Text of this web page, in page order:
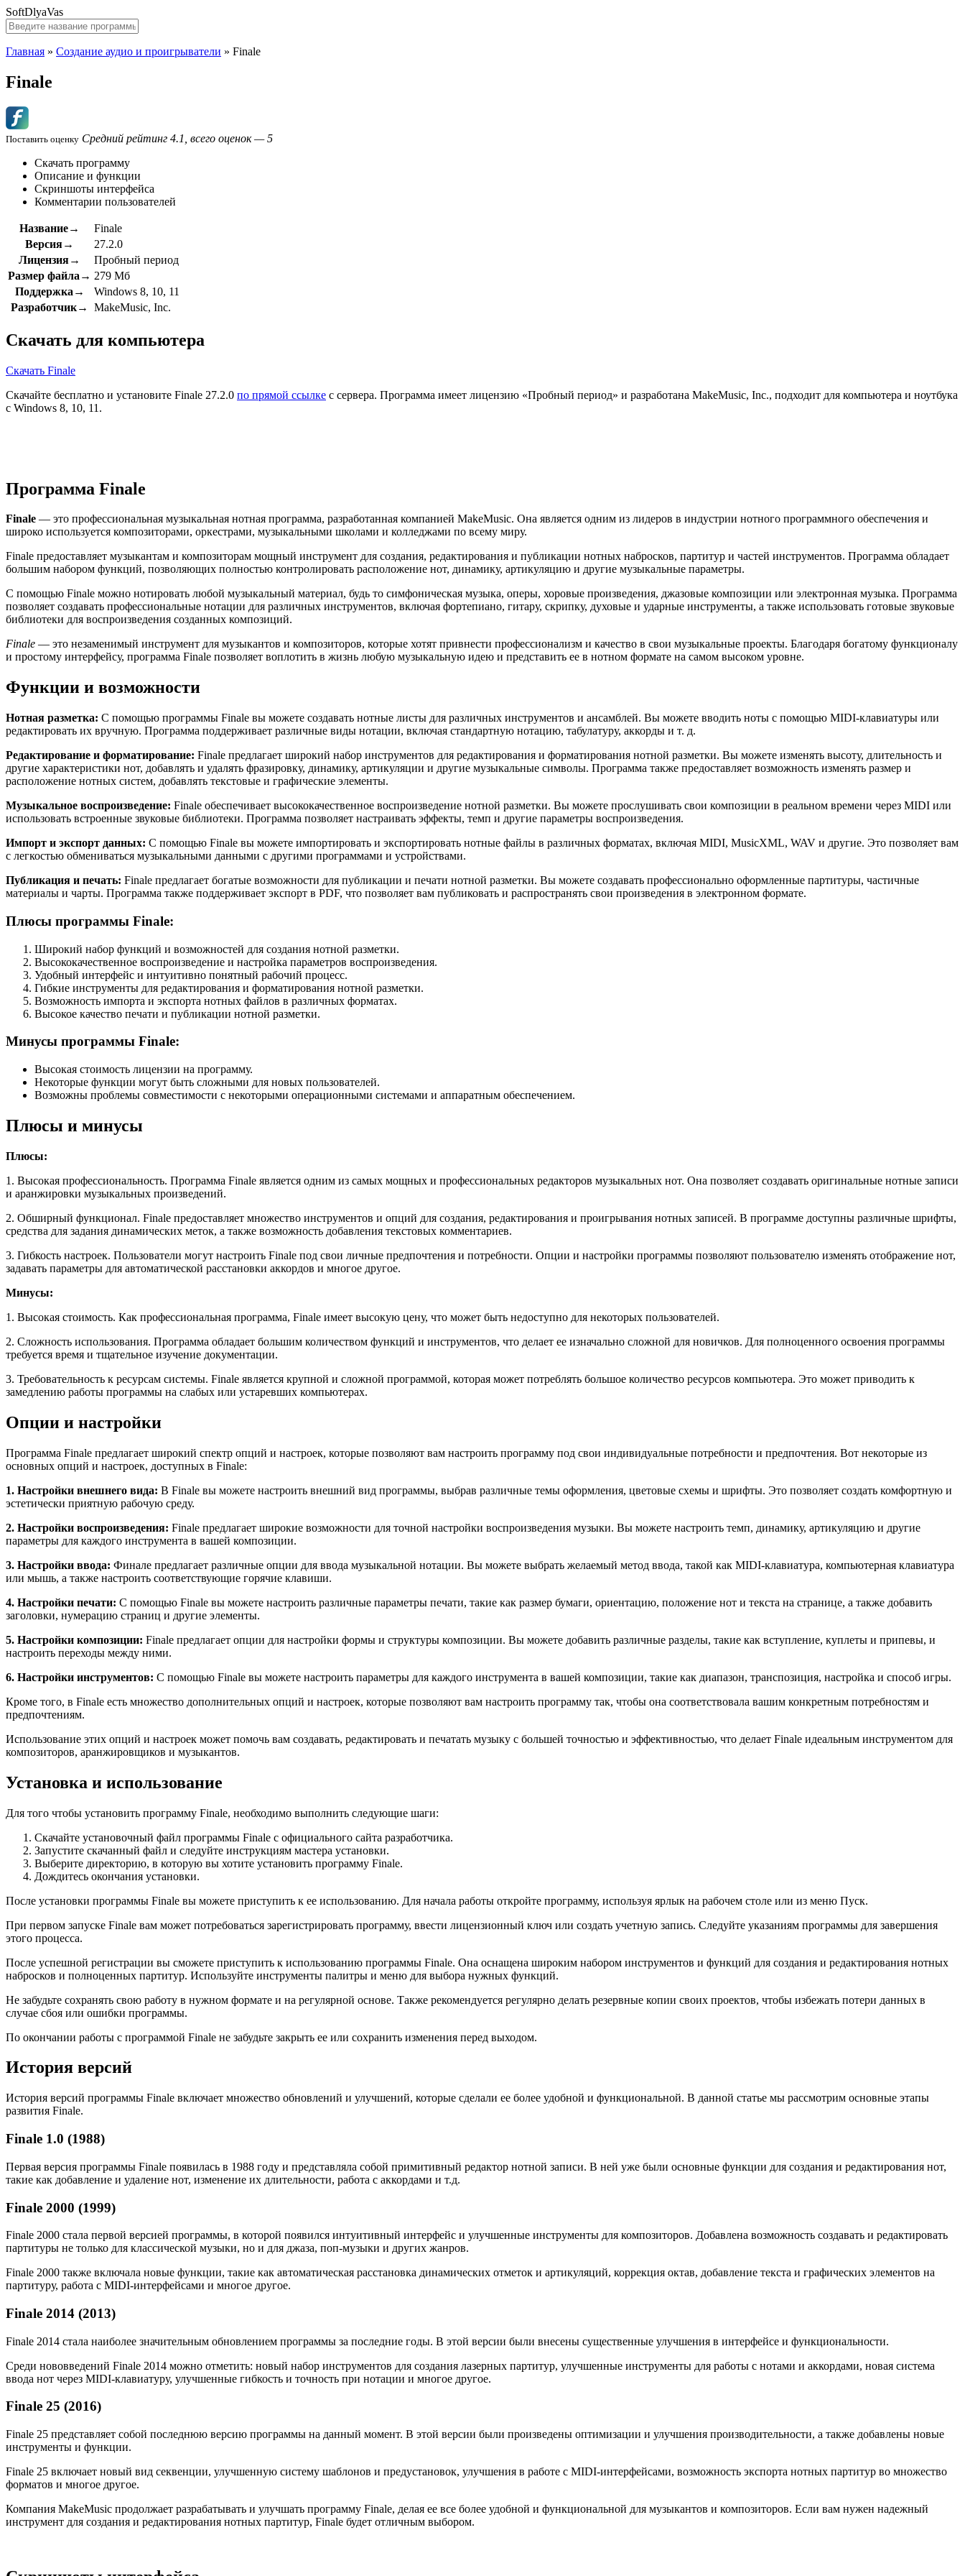
SoftDlyaVas
Главная » Создание аудио и проигрыватели » Finale
Finale
Поставить оценку Средний рейтинг 4.1, всего оценок — 5
Скачать программу
Описание и функции
Скриншоты интерфейса
Комментарии пользователей
Название→
Finale
Версия→
27.2.0
Лицензия→
Пробный период
Размер файла→ 279 Мб
Поддержка→
Windows 8, 10, 11
Разработчик→
MakeMusic, Inc.
Скачать для компьютера
Скачать Finale
Скачайте бесплатно и установите Finale 27.2.0 по прямой ссылке с сервера. Программа имеет лицензию «Пробный период» и разработана MakeMusic, Inc., подходит для компьютера и ноутбука
с Windows 8, 10, 11.
Программа Finale
Finale — это профессиональная музыкальная нотная программа, разработанная компанией MakeMusic. Она является одним из лидеров в индустрии нотного программного обеспечения и
широко используется композиторами, оркестрами, музыкальными школами и колледжами по всему миру.
Finale предоставляет музыкантам и композиторам мощный инструмент для создания, редактирования и публикации нотных набросков, партитур и частей инструментов. Программа обладает
большим набором функций, позволяющих полностью контролировать расположение нот, динамику, артикуляцию и другие музыкальные параметры.
С помощью Finale можно нотировать любой музыкальный материал, будь то симфоническая музыка, оперы, хоровые произведения, джазовые композиции или электронная музыка. Программа
позволяет создавать профессиональные нотации для различных инструментов, включая фортепиано, гитару, скрипку, духовые и ударные инструменты, а также использовать готовые звуковые
библиотеки для воспроизведения созданных композиций.
Finale — это незаменимый инструмент для музыкантов и композиторов, которые хотят привнести профессионализм и качество в свои музыкальные проекты. Благодаря богатому функционалу
и простому интерфейсу, программа Finale позволяет воплотить в жизнь любую музыкальную идею и представить ее в нотном формате на самом высоком уровне.
Функции и возможности
Нотная разметка: С помощью программы Finale вы можете создавать нотные листы для различных инструментов и ансамблей. Вы можете вводить ноты с помощью MIDI-клавиатуры или
редактировать их вручную. Программа поддерживает различные виды нотации, включая стандартную нотацию, табулатуру, аккорды и т. д.
Редактирование и форматирование: Finale предлагает широкий набор инструментов для редактирования и форматирования нотной разметки. Вы можете изменять высоту, длительность и
другие характеристики нот, добавлять и удалять фразировку, динамику, артикуляции и другие музыкальные символы. Программа также предоставляет возможность изменять размер и
расположение нотных систем, добавлять текстовые и графические элементы.
Музыкальное воспроизведение: Finale обеспечивает высококачественное воспроизведение нотной разметки. Вы можете прослушивать свои композиции в реальном времени через MIDI или
использовать встроенные звуковые библиотеки. Программа позволяет настраивать эффекты, темп и другие параметры воспроизведения.
Импорт и экспорт данных: С помощью Finale вы можете импортировать и экспортировать нотные файлы в различных форматах, включая MIDI, MusicXML, WAV и другие. Это позволяет вам
с легкостью обмениваться музыкальными данными с другими программами и устройствами.
Публикация и печать: Finale предлагает богатые возможности для публикации и печати нотной разметки. Вы можете создавать профессионально оформленные партитуры, частичные
материалы и чарты. Программа также поддерживает экспорт в PDF, что позволяет вам публиковать и распространять свои произведения в электронном формате.
Плюсы программы Finale:
Широкий набор функций и возможностей для создания нотной разметки.
Высококачественное воспроизведение и настройка параметров воспроизведения.
Удобный интерфейс и интуитивно понятный рабочий процесс.
Гибкие инструменты для редактирования и форматирования нотной разметки.
Возможность импорта и экспорта нотных файлов в различных форматах.
Высокое качество печати и публикации нотной разметки.
Минусы программы Finale:
Высокая стоимость лицензии на программу.
Некоторые функции могут быть сложными для новых пользователей.
Возможны проблемы совместимости с некоторыми операционными системами и аппаратным обеспечением.
Плюсы и минусы
Плюсы:
1. Высокая профессиональность. Программа Finale является одним из самых мощных и профессиональных редакторов музыкальных нот. Она позволяет создавать оригинальные нотные записи
и аранжировки музыкальных произведений.
2. Обширный функционал. Finale предоставляет множество инструментов и опций для создания, редактирования и проигрывания нотных записей. В программе доступны различные шрифты,
средства для задания динамических меток, а также возможность добавления текстовых комментариев.
3. Гибкость настроек. Пользователи могут настроить Finale под свои личные предпочтения и потребности. Опции и настройки программы позволяют пользователю изменять отображение нот,
задавать параметры для автоматической расстановки аккордов и многое другое.
Минусы:
1. Высокая стоимость. Как профессиональная программа, Finale имеет высокую цену, что может быть недоступно для некоторых пользователей.
2. Сложность использования. Программа обладает большим количеством функций и инструментов, что делает ее изначально сложной для новичков. Для полноценного освоения программы
требуется время и тщательное изучение документации.
3. Требовательность к ресурсам системы. Finale является крупной и сложной программой, которая может потреблять большое количество ресурсов компьютера. Это может приводить к
замедлению работы программы на слабых или устаревших компьютерах.
Опции и настройки
Программа Finale предлагает широкий спектр опций и настроек, которые позволяют вам настроить программу под свои индивидуальные потребности и предпочтения. Вот некоторые из
основных опций и настроек, доступных в Finale:
1. Настройки внешнего вида: В Finale вы можете настроить внешний вид программы, выбрав различные темы оформления, цветовые схемы и шрифты. Это позволяет создать комфортную и
эстетически приятную рабочую среду.
2. Настройки воспроизведения: Finale предлагает широкие возможности для точной настройки воспроизведения музыки. Вы можете настроить темп, динамику, артикуляцию и другие
параметры для каждого инструмента в вашей композиции.
3. Настройки ввода: Финале предлагает различные опции для ввода музыкальной нотации. Вы можете выбрать желаемый метод ввода, такой как MIDI-клавиатура, компьютерная клавиатура
или мышь, а также настроить соответствующие горячие клавиши.
4. Настройки печати: С помощью Finale вы можете настроить различные параметры печати, такие как размер бумаги, ориентацию, положение нот и текста на странице, а также добавить
заголовки, нумерацию страниц и другие элементы.
5. Настройки композиции: Finale предлагает опции для настройки формы и структуры композиции. Вы можете добавить различные разделы, такие как вступление, куплеты и припевы, и
настроить переходы между ними.
6. Настройки инструментов: С помощью Finale вы можете настроить параметры для каждого инструмента в вашей композиции, такие как диапазон, транспозиция, настройка и способ игры.
Кроме того, в Finale есть множество дополнительных опций и настроек, которые позволяют вам настроить программу так, чтобы она соответствовала вашим конкретным потребностям и
предпочтениям.
Использование этих опций и настроек может помочь вам создавать, редактировать и печатать музыку с большей точностью и эффективностью, что делает Finale идеальным инструментом для
композиторов, аранжировщиков и музыкантов.
Установка и использование
Для того чтобы установить программу Finale, необходимо выполнить следующие шаги:
Скачайте установочный файл программы Finale с официального сайта разработчика.
Запустите скачанный файл и следуйте инструкциям мастера установки.
Выберите директорию, в которую вы хотите установить программу Finale.
Дождитесь окончания установки.
После установки программы Finale вы можете приступить к ее использованию. Для начала работы откройте программу, используя ярлык на рабочем столе или из меню Пуск.
При первом запуске Finale вам может потребоваться зарегистрировать программу, ввести лицензионный ключ или создать учетную запись. Следуйте указаниям программы для завершения
этого процесса.
После успешной регистрации вы сможете приступить к использованию программы Finale. Она оснащена широким набором инструментов и функций для создания и редактирования нотных
набросков и полноценных партитур. Используйте инструменты палитры и меню для выбора нужных функций.
Не забудьте сохранять свою работу в нужном формате и на регулярной основе. Также рекомендуется регулярно делать резервные копии своих проектов, чтобы избежать потери данных в
случае сбоя или ошибки программы.
По окончании работы с программой Finale не забудьте закрыть ее или сохранить изменения перед выходом.
История версий
История версий программы Finale включает множество обновлений и улучшений, которые сделали ее более удобной и функциональной. В данной статье мы рассмотрим основные этапы
развития Finale.
Finale 1.0 (1988)
Первая версия программы Finale появилась в 1988 году и представляла собой примитивный редактор нотной записи. В ней уже были основные функции для создания и редактирования нот,
такие как добавление и удаление нот, изменение их длительности, работа с аккордами и т.д.
Finale 2000 (1999)
Finale 2000 стала первой версией программы, в которой появился интуитивный интерфейс и улучшенные инструменты для композиторов. Добавлена возможность создавать и редактировать
партитуры не только для классической музыки, но и для джаза, поп-музыки и других жанров.
Finale 2000 также включала новые функции, такие как автоматическая расстановка динамических отметок и артикуляций, коррекция октав, добавление текста и графических элементов на
партитуру, работа с MIDI-интерфейсами и многое другое.
Finale 2014 (2013)
Finale 2014 стала наиболее значительным обновлением программы за последние годы. В этой версии были внесены существенные улучшения в интерфейсе и функциональности.
Среди нововведений Finale 2014 можно отметить: новый набор инструментов для создания лазерных партитур, улучшенные инструменты для работы с нотами и аккордами, новая система
ввода нот через MIDI-клавиатуру, улучшенные гибкость и точность при нотации и многое другое.
Finale 25 (2016)
Finale 25 представляет собой последнюю версию программы на данный момент. В этой версии были произведены оптимизации и улучшения производительности, а также добавлены новые
инструменты и функции.
Finale 25 включает новый вид секвенции, улучшенную систему шаблонов и предустановок, улучшения в работе с MIDI-интерфейсами, возможность экспорта нотных партитур во множество
форматов и многое другое.
Компания MakeMusic продолжает разрабатывать и улучшать программу Finale, делая ее все более удобной и функциональной для музыкантов и композиторов. Если вам нужен надежный
инструмент для создания и редактирования нотных партитур, Finale будет отличным выбором.